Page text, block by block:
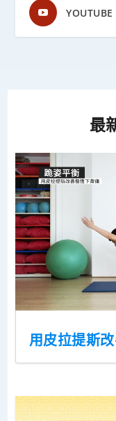
YOUTUBE
最
用皮拉提斯